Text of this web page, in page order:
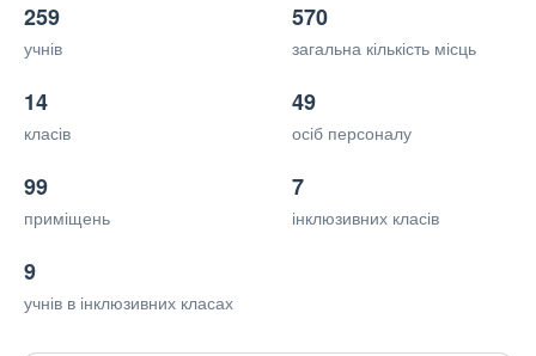
259
учнів
570
загальна кількість місць
14
класів
49
осіб персоналу
99
приміщень
7
інклюзивних класів
9
учнів в інклюзивних класах